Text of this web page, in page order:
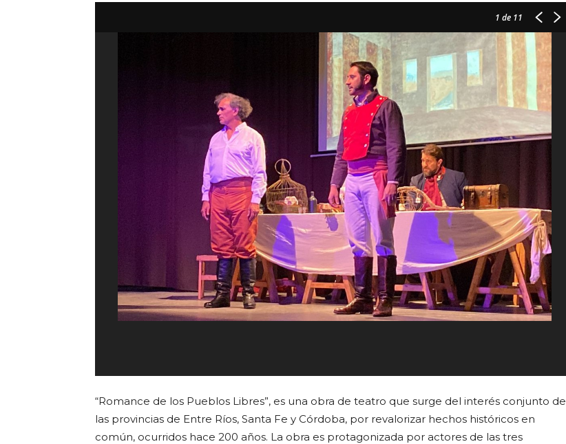
1 de 11
“Romance de los Pueblos Libres”, es una obra de teatro que surge del interés conjunto de
las provincias de Entre Ríos, Santa Fe y Córdoba, por revalorizar hechos históricos en
común, ocurridos hace 200 años. La obra es protagonizada por actores de las tres